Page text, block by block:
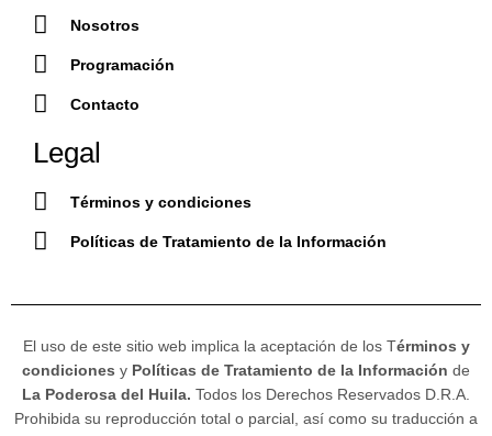
Nosotros
Programación
Contacto
Legal
Términos y condiciones
Políticas de Tratamiento de la Información
El uso de este sitio web implica la aceptación de los Términos y
condiciones y Políticas de Tratamiento de la Información de
La Poderosa del Huila. Todos los Derechos Reservados D.R.A.
Prohibida su reproducción total o parcial, así como su traducción a